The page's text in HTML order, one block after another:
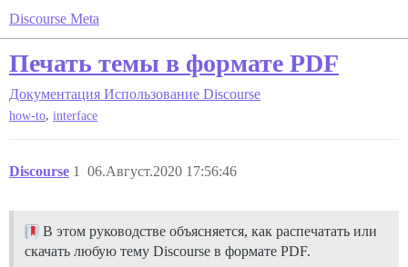
Discourse Meta
Печать темы в формате PDF
Документация Использование Discourse
how-to, interface
Discourse 06.Август.2020 17:56:46
1
В этом руководстве объясняется, как распечатать или
скачать любую тему Discourse в формате PDF.